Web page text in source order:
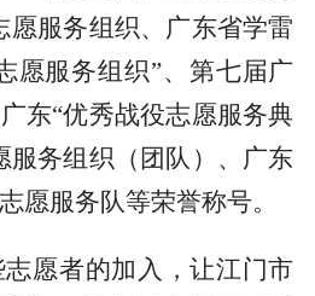
愿服务组织、广东省学雷
愿服务组织”、第七届广
东“优秀战役志愿服务典
服务组织（团队）、广东
愿服务队等荣誉称号。
者的加入，让江门市